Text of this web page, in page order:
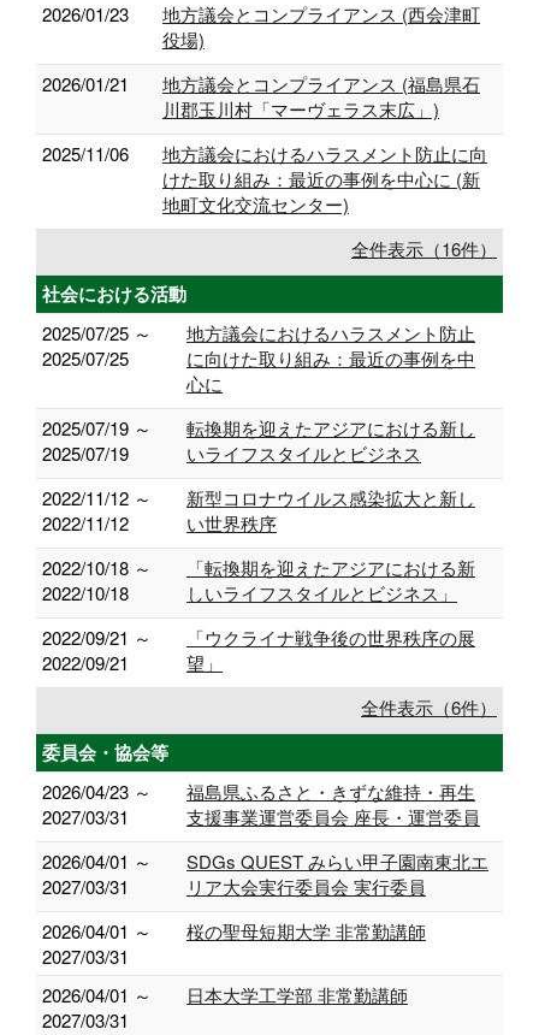
2026/01/23
地方議会とコンプライアンス (西会津町
役場)
2026/01/21
地方議会とコンプライアンス (福島県石
川郡玉川村「マーヴェラス末広」)
2025/11/06
地方議会におけるハラスメント防止に向
けた取り組み：最近の事例を中心に (新
地町文化交流センター)
全件表示（16件）
社会における活動
2025/07/25 ～
2025/07/25
地方議会におけるハラスメント防止
に向けた取り組み：最近の事例を中
心に
2025/07/19 ～
2025/07/19
転換期を迎えたアジアにおける新し
いライフスタイルとビジネス
2022/11/12 ～
2022/11/12
新型コロナウイルス感染拡大と新し
い世界秩序
2022/10/18 ～
2022/10/18
「転換期を迎えたアジアにおける新
しいライフスタイルとビジネス」
2022/09/21 ～
2022/09/21
「ウクライナ戦争後の世界秩序の展
望」
全件表示（6件）
委員会・協会等
2026/04/23 ～
2027/03/31
福島県ふるさと・きずな維持・再生
支援事業運営委員会 座長・運営委員
2026/04/01 ～
2027/03/31
SDGs QUEST みらい甲子園南東北エ
リア大会実行委員会 実行委員
2026/04/01 ～
2027/03/31
桜の聖母短期大学 非常勤講師
2026/04/01 ～
2027/03/31
日本大学工学部 非常勤講師